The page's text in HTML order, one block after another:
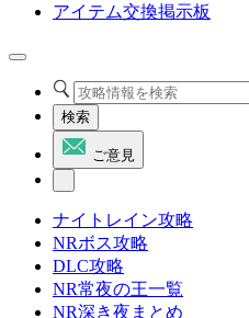
アイテム交換掲示板
検索
ご意見
ナイトレイン攻略
NRボス攻略
DLC攻略
NR常夜の王一覧
NR深き夜まとめ